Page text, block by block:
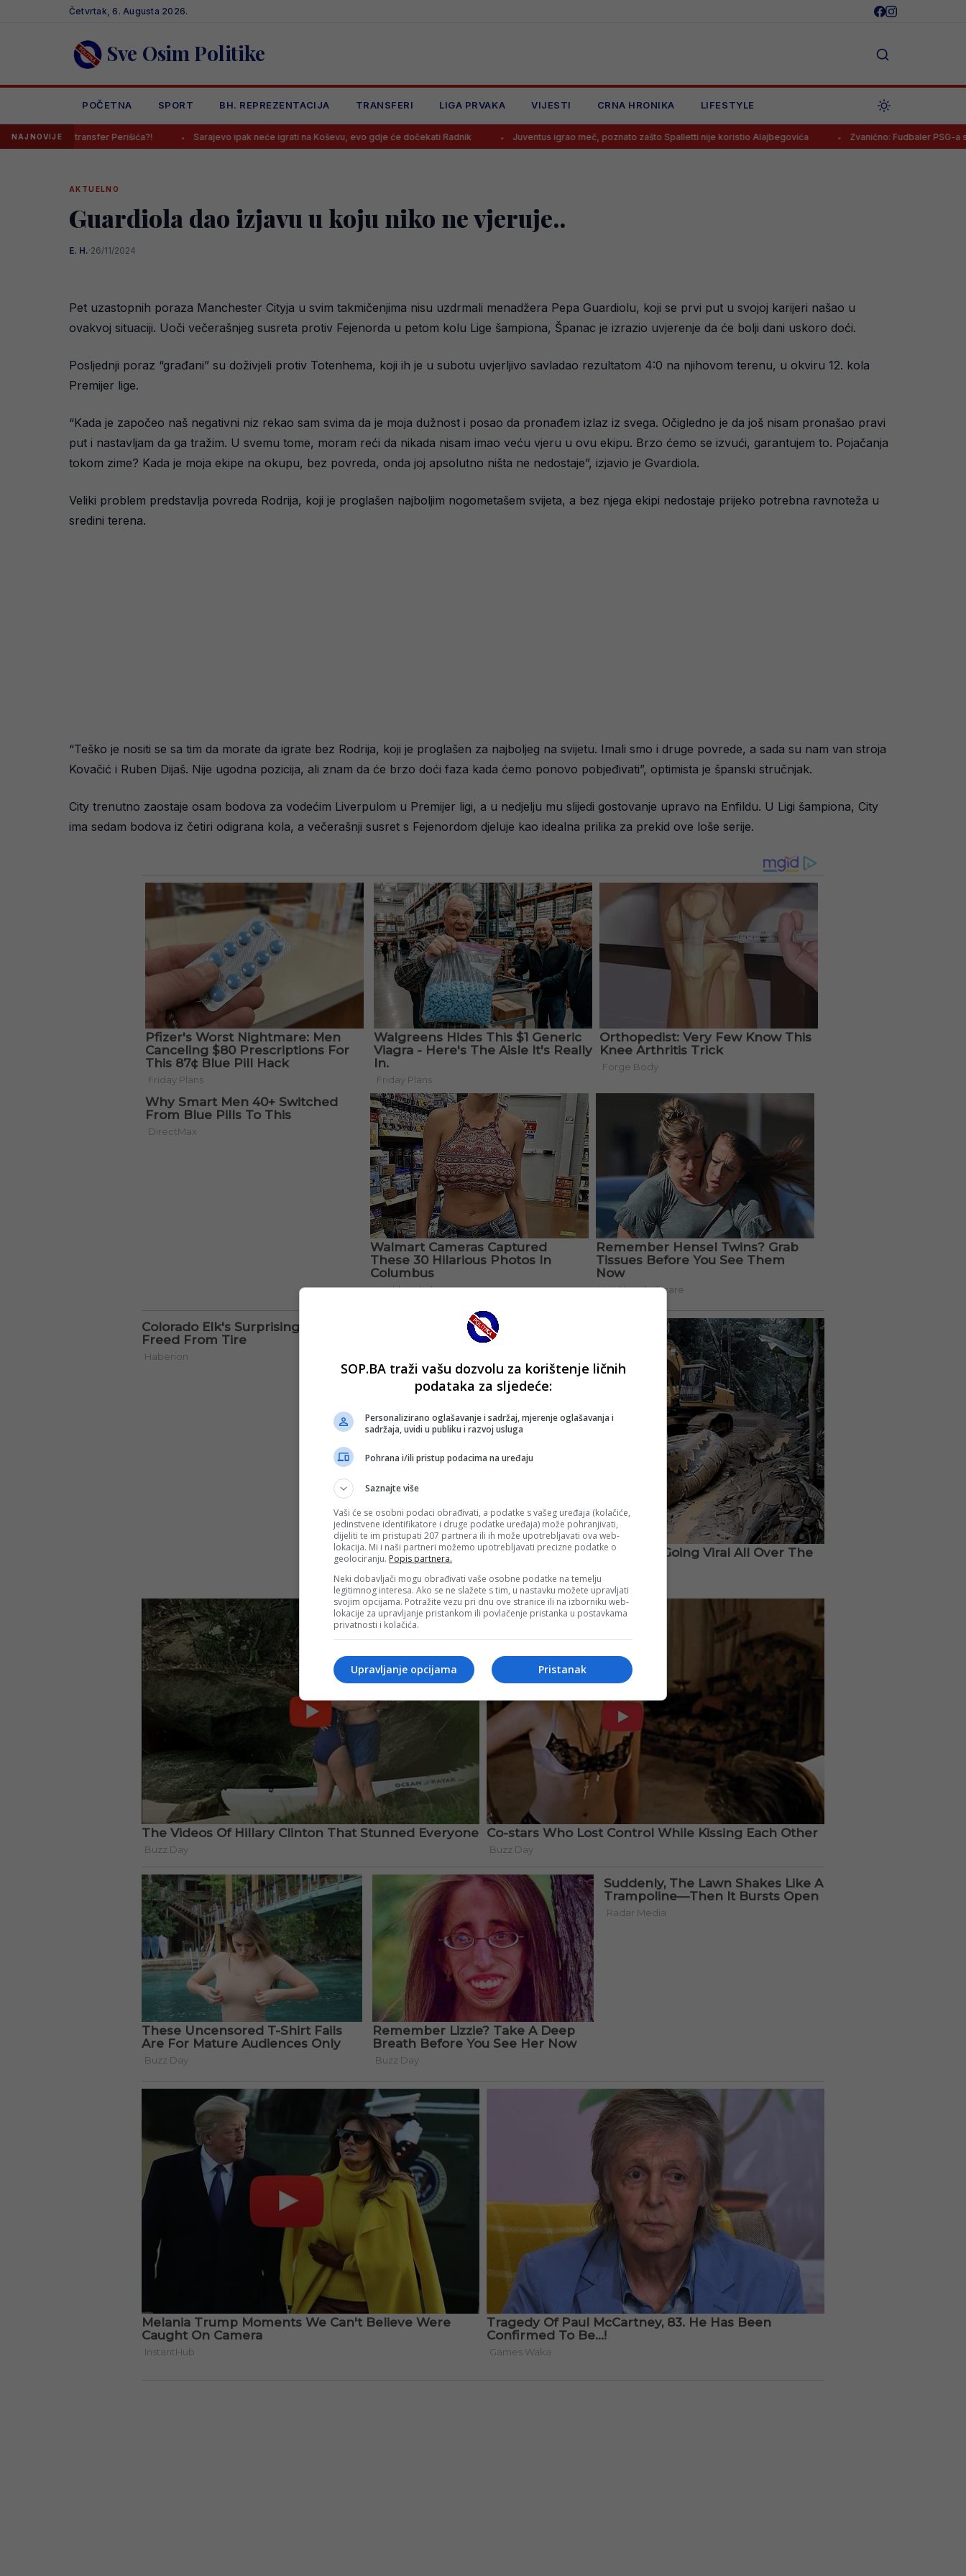
Četvrtak, 6. Augusta 2026.
Sve Osim Politike
POČETNA SPORT BH. REPREZENTACIJA TRANSFERI LIGA PRVAKA VIJESTI CRNA HRONIKA LIFESTYLE
NAJNOVIJE
transfer Perišića?! Sarajevo ipak neće igrati na Koševu, evo gdje će dočekati Radnik Juventus igrao meč, poznato zašto Spalletti nije koristio Alajbegovića Zvanično: Fudbaler PSG-a stigao u
AKTUELNO
Guardiola dao izjavu u koju niko ne vjeruje..
E. H.·26/11/2024
Pet uzastopnih poraza Manchester Cityja u svim takmičenjima nisu uzdrmali menadžera Pepa Guardiolu, koji se prvi put u svojoj karijeri našao u
ovakvoj situaciji. Uoči večerašnjeg susreta protiv Fejenorda u petom kolu Lige šampiona, Španac je izrazio uvjerenje da će bolji dani uskoro doći.
Posljednji poraz “građani” su doživjeli protiv Totenhema, koji ih je u subotu uvjerljivo savladao rezultatom 4:0 na njihovom terenu, u okviru 12. kola
Premijer lige.
“Kada je započeo naš negativni niz rekao sam svima da je moja dužnost i posao da pronađem izlaz iz svega. Očigledno je da još nisam pronašao pravi
put i nastavljam da ga tražim. U svemu tome, moram reći da nikada nisam imao veću vjeru u ovu ekipu. Brzo ćemo se izvući, garantujem to. Pojačanja
tokom zime? Kada je moja ekipe na okupu, bez povreda, onda joj apsolutno ništa ne nedostaje”, izjavio je Gvardiola.
Veliki problem predstavlja povreda Rodrija, koji je proglašen najboljim nogometašem svijeta, a bez njega ekipi nedostaje prijeko potrebna ravnoteža u
sredini terena.
“Teško je nositi se sa tim da morate da igrate bez Rodrija, koji je proglašen za najboljeg na svijetu. Imali smo i druge povrede, a sada su nam van stroja
Kovačić i Ruben Dijaš. Nije ugodna pozicija, ali znam da će brzo doći faza kada ćemo ponovo pobjeđivati”, optimista je španski stručnjak.
City trenutno zaostaje osam bodova za vodećim Liverpulom u Premijer ligi, a u nedjelju mu slijedi gostovanje upravo na Enfildu. U Ligi šampiona, City
ima sedam bodova iz četiri odigrana kola, a večerašnji susret s Fejenordom djeluje kao idealna prilika za prekid ove loše serije.
SOP.BA traži vašu dozvolu za korištenje ličnih
podataka za sljedeće:
Personalizirano oglašavanje i sadržaj, mjerenje oglašavanja i
sadržaja, uvidi u publiku i razvoj usluga
Pohrana i/ili pristup podacima na uređaju
Saznajte više
Vaši će se osobni podaci obrađivati, a podatke s vašeg uređaja (kolačiće,
jedinstvene identifikatore i druge podatke uređaja) može pohranjivati,
dijeliti te im pristupati 207 partnera ili ih može upotrebljavati ova web-
lokacija. Mi i naši partneri možemo upotrebljavati precizne podatke o
geolociranju. Popis partnera.
Neki dobavljači mogu obrađivati vaše osobne podatke na temelju
legitimnog interesa. Ako se ne slažete s tim, u nastavku možete upravljati
svojim opcijama. Potražite vezu pri dnu ove stranice ili na izborniku web-
lokacije za upravljanje pristankom ili povlačenje pristanka u postavkama
privatnosti i kolačića.
Pristanak
Upravljanje opcijama